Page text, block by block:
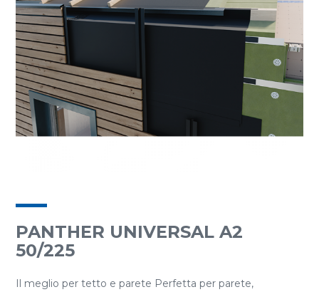
PANTHER UNIVERSAL A2
50/225
Il meglio per tetto e parete Perfetta per parete,